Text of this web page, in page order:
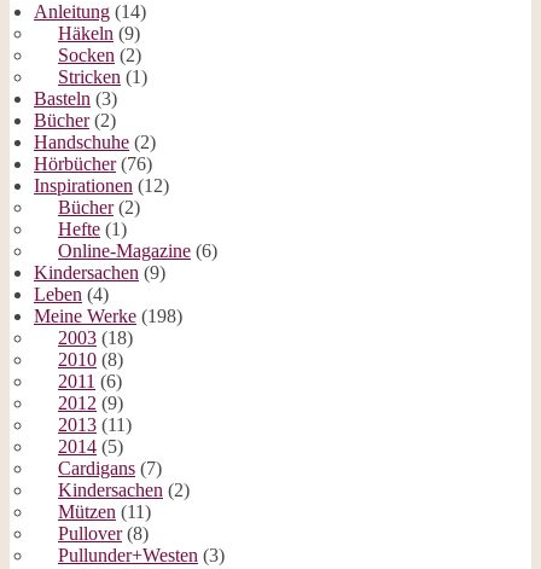
Anleitung (14)
Häkeln (9)
Socken (2)
Stricken (1)
Basteln (3)
Bücher(2)
Handschuhe (2)
Hörbücher(76)
Inspirationen (12)
Bücher(2)
Hefte (1)
Online-Magazine (6)
Kindersachen (9)
Leben (4)
Meine Werke (198)
2003 (18)
2010 (8)
2011 (6)
2012 (9)
2013 (11)
2014 (5)
Cardigans (7)
Kindersachen (2)
Mützen (11)
Pullover(8)
Pullunder+Westen (3)